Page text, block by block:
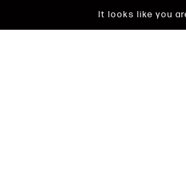
It looks like you